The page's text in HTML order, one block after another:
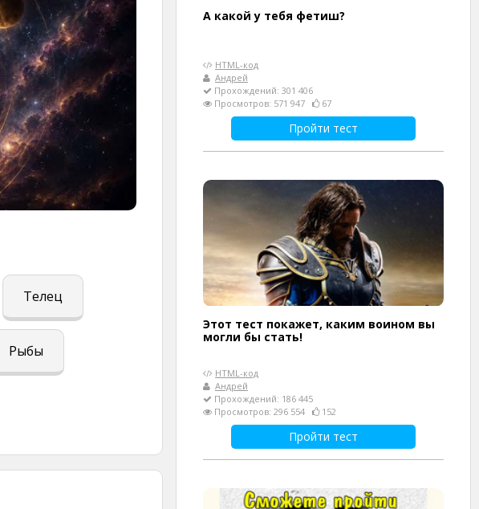
Телец
Рыбы
А какой у тебя фетиш?
HTML-код
Андрей
Прохождений: 301 406
Просмотров: 571 947
67
Пройти тест
Этот тест покажет, каким воином вы
могли бы стать!
HTML-код
Андрей
Прохождений: 186 445
Просмотров: 296 554
152
Пройти тест